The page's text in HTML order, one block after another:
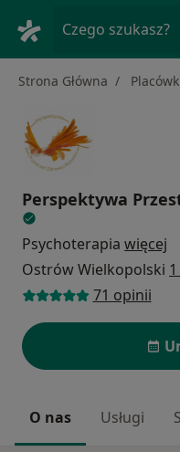
Czego szukasz?
Strona Główna
Perspektywa
Psychoterapia więcej
Ostrów Wielkopolski
71 opinii
O nas Usługi